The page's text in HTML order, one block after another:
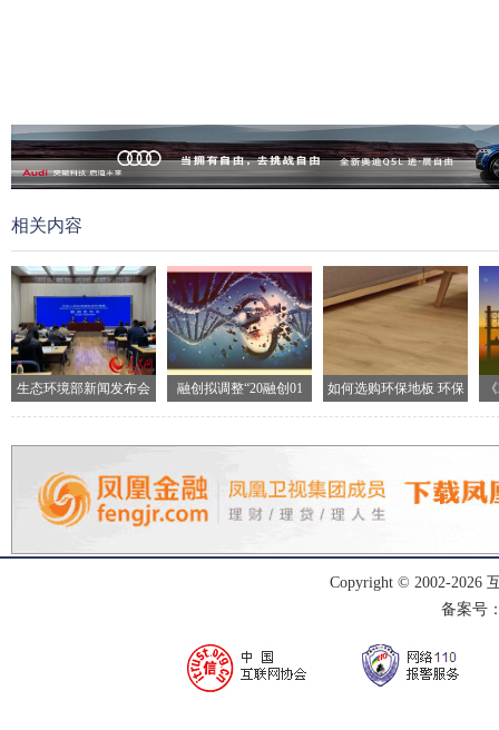
相关内容
生态环境部新闻发布会
现场
融创拟调整“20融创01
如何选购环保地板 环保
地
Copyright © 2002-2026
备案号